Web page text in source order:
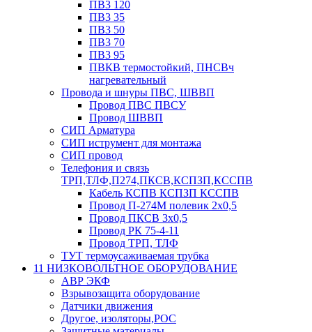
ПВ3 120
ПВ3 35
ПВ3 50
ПВ3 70
ПВ3 95
ПВКВ термостойкий, ПНСВч
нагревательный
Провода и шнуры ПВС, ШВВП
Провод ПВС ПВСУ
Провод ШВВП
СИП Арматура
СИП иструмент для монтажа
СИП провод
Телефония и связь
ТРП,ТЛФ,П274,ПКСВ,КСПЗП,КССПВ
Кабель КСПВ КСПЗП КССПВ
Провод П-274М полевик 2х0,5
Провод ПКСВ 3х0,5
Провод РК 75-4-11
Провод ТРП, ТЛФ
ТУТ термоусаживаемая трубка
11 НИЗКОВОЛЬТНОЕ ОБОРУДОВАНИЕ
АВР ЭКФ
Взрывозащита оборудование
Датчики движения
Другое, изоляторы,РОС